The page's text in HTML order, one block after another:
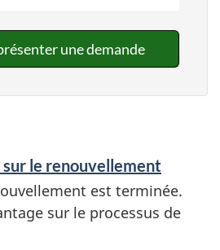
une demande
le renouvellement
est terminée.
sur le processus de